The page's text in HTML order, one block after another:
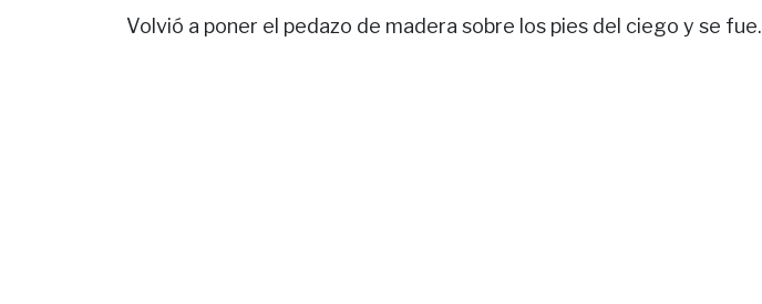
Volvió a poner el pedazo de madera sobre los pies del ciego y se fue.